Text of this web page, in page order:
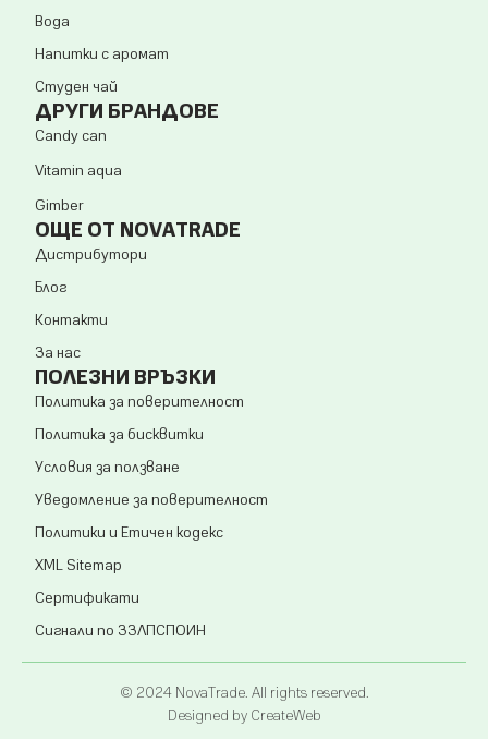
Вода
Напитки с аромат
Студен чай
ДРУГИ БРАНДОВЕ
Candy can
Vitamin aqua
Gimber
ОЩЕ ОТ NOVATRADE
Дистрибутори
Блог
Контакти
За нас
ПОЛЕЗНИ ВРЪЗКИ
Политика за поверителност
Политика за бисквитки
Условия за ползване
Уведомление за поверителност
Политики и Етичен кодекс
XML Sitemap
Сертификати
Сигнали по ЗЗЛПСПОИН
© 2024 NovaTrade. All rights reserved.
Designed by CreateWeb